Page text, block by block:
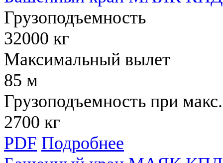
Грузоподъемность
32000 кг
Максимальный вылет
85 м
Грузоподъемность при
2700 кг
PDF Подробнее